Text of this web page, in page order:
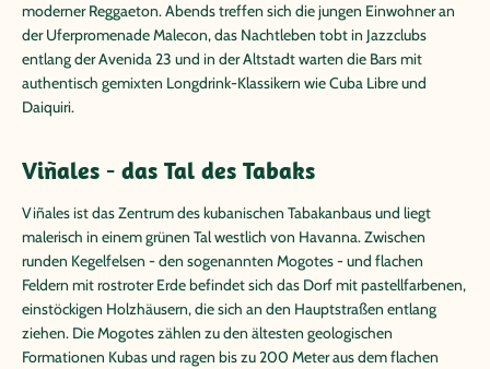
moderner Reggaeton. Abends treffen sich die jungen Einwohner an
der Uferpromenade Malecon, das Nachtleben tobt in Jazzclubs
entlang der Avenida 23 und in der Altstadt warten die Bars mit
authentisch gemixten Longdrink-Klassikern wie Cuba Libre und
Daiquiri.
Viñales - das Tal des Tabaks
Viñales ist das Zentrum des kubanischen Tabakanbaus und liegt
malerisch in einem grünen Tal westlich von Havanna. Zwischen
runden Kegelfelsen - den sogenannten Mogotes - und flachen
Feldern mit rostroter Erde befindet sich das Dorf mit pastellfarbenen,
einstöckigen Holzhäusern, die sich an den Hauptstraßen entlang
ziehen. Die Mogotes zählen zu den ältesten geologischen
Formationen Kubas und ragen bis zu 200 Meter aus dem flachen